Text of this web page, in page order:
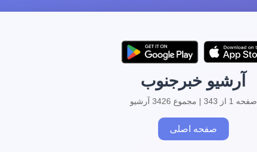
آرشیو خبرجنوب
صفحه 1 از 343 | مجموع 3426 آرشیو
صفحه اصلی